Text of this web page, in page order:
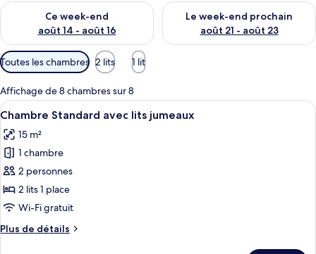
Ce week-end
août 14 - août 16
Vérifier la disponibilité pour ce week-end août 14 - août 16
Le week-end prochain
août 21 - août 23
Vérifier la disponibilité pour
Filtres
disponibles
pour
les
chambres
Toutes les chambres 2 lits 1 lit
Affichage de 8 chambres sur 8
Afficher
toutes
les
photos
pour
ce
type
chambre :
Une chambre d’hôtel avec deux
12
Chambre Standard avec lits jumeaux
15 m²
1 chambre
2 personnes
2 lits 1 place
Wi-Fi gratuit
Plus de détails
Plus